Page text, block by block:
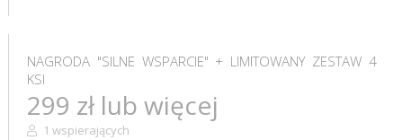
NAGRODA "SILNE WSPARCIE" + LIMITOWANY ZESTAW 4
KSI
299 zł lub więcej
1 wspierających